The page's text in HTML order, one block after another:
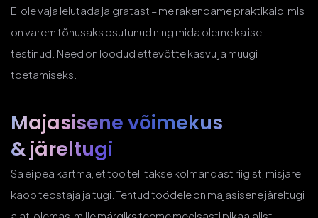
Ei ole vaja leiutada jalgratast – me rakendame praktikaid, mis
on varem tõhusaks osutunud ning mida oleme ka ise
testinud. Need on loodud ettevõtte kasvu ja müügi
toetamiseks.
Majasisene võimekus
& järeltugi
Sa ei pea kartma, et töö tellitakse kolmandast riigist, misjärel
kaob teostaja ja tugi. Tehtud töödele on majasisene järeltugi